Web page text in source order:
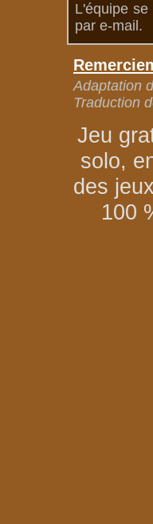
L'équipe
par e-mail.
Adaptation
Traduction
Jeu
solo,
des
100